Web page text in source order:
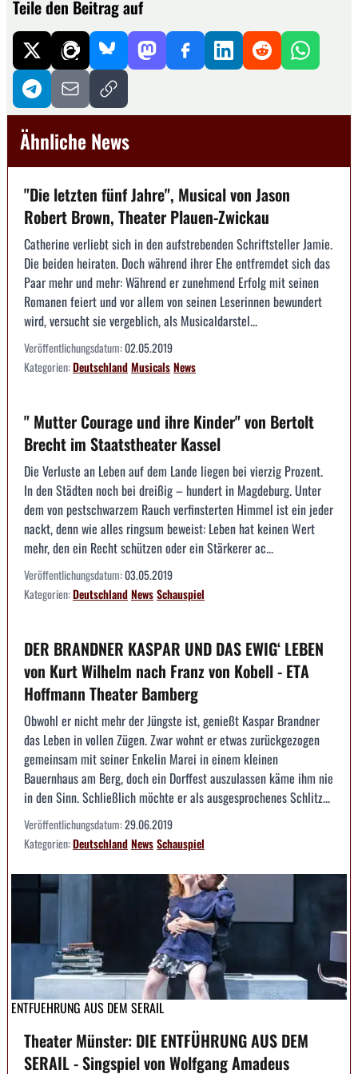
Teile den Beitrag auf
Ähnliche News
"Die letzten fünf Jahre", Musical von Jason
Robert Brown, Theater Plauen-Zwickau
Catherine verliebt sich in den aufstrebenden Schriftsteller Jamie.
Die beiden heiraten. Doch während ihrer Ehe entfremdet sich das
Paar mehr und mehr: Während er zunehmend Erfolg mit seinen
Romanen feiert und vor allem von seinen Leserinnen bewundert
wird, versucht sie vergeblich, als Musicaldarstel...
Veröffentlichungsdatum:02.05.2019
Kategorien:DeutschlandMusicalsNews
" Mutter Courage und ihre Kinder" von Bertolt
Brecht im Staatstheater Kassel
Die Verluste an Leben auf dem Lande liegen bei vierzig Prozent.
In den Städten noch bei dreißig – hundert in Magdeburg. Unter
dem von pestschwarzem Rauch verfinsterten Himmel ist ein jeder
nackt, denn wie alles ringsum beweist: Leben hat keinen Wert
mehr, den ein Recht schützen oder ein Stärkerer ac...
Veröffentlichungsdatum:03.05.2019
Kategorien:DeutschlandNewsSchauspiel
DER BRANDNER KASPAR UND DAS EWIG‘ LEBEN
von Kurt Wilhelm nach Franz von Kobell - ETA
Hoffmann Theater Bamberg
Obwohl er nicht mehr der Jüngste ist, genießt Kaspar Brandner
das Leben in vollen Zügen. Zwar wohnt er etwas zurückgezogen
gemeinsam mit seiner Enkelin Marei in einem kleinen
Bauernhaus am Berg, doch ein Dorffest auszulassen käme ihm nie
in den Sinn. Schließlich möchte er als ausgesprochenes Schlitz...
Veröffentlichungsdatum:29.06.2019
Kategorien:DeutschlandNewsSchauspiel
ENTFUEHRUNG AUS DEM SERAIL
Theater Münster: DIE ENTFÜHRUNG AUS DEM
SERAIL - Singspiel von Wolfgang Amadeus